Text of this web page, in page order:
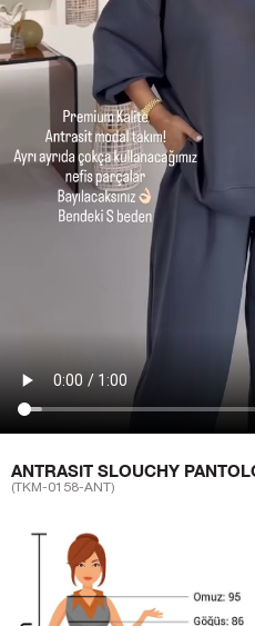
ANTRASIT SLOUCHY
(TKM-0158-ANT)